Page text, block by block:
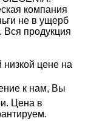
компания
не в ущерб
Вся продукция
цене на
к нам, Вы
Цена в